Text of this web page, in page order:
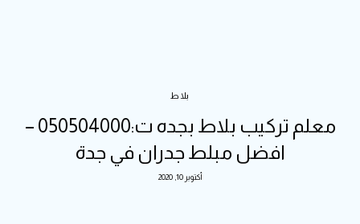
بلاط
معلم تركيب بلاط بجده ت:050504000 –
افضل مبلط جدران في جدة
أكتوبر 10, 2020